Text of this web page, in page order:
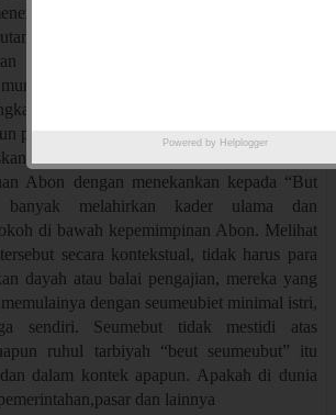
Powered by Helplogger
dunia “Semebut” sebagai nomor
Kesunguhan dan keseriusan Abon itu
pusaka Abon yang ditanamakan dan
untuk tidak meninggalkan dua
dengan “Buet-Seumeubeut”(belajar dan
pergi dan status apapun dalam masyarakat.
dan dalam konteks apapun.
Abon dengan menekankan kepada “But
banyak melahirkan kader ulama dan
di bawah kepemimpinan Abon. Melihat
secara kontekstual, tidak harus para
dayah atau balai pengajian, mereka yang
dengan seumeubiet minimal istri,
sendiri. Seumebut tidak mestidi atas
ruhul tarbiyah “beut seumeubut” itu
dalam kontek apapun. Apakah di dunia
dan lainnya